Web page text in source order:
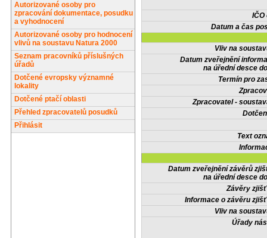
Autorizované osoby pro
zpracování dokumentace, posudku
a vyhodnocení
Autorizované osoby pro hodnocení
vlivů na soustavu Natura 2000
Seznam pracovníků příslušných
úřadů
Dotčené evropsky významné
lokality
Dotčené ptačí oblasti
Přehled zpracovatelů posudků
Přihlásit
IČO
Datum a čas
Vliv na
Datum zveřejnění
na úřední desce
Termín pro
Zpracovatel -
Text
Datum zveřejnění závěrů
na úřední desce
Závěry
Informace o závěru
Vliv na
Úřady